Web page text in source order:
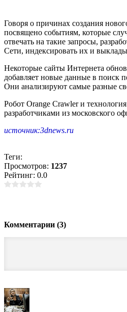
Говоря о причинах создания
посвящено событиям, которые
отвечать на такие запросы,
Сети, индексировать их и
Некоторые сайты Интернета
добавляет новые данные в поиск
Они анализируют самые разные
Робот Orange Crawler и
разработчиками из московского
источник:3dnews.ru
Теги:
Просмотров: 1237
Рейтинг: 0.0
Комментарии (3)